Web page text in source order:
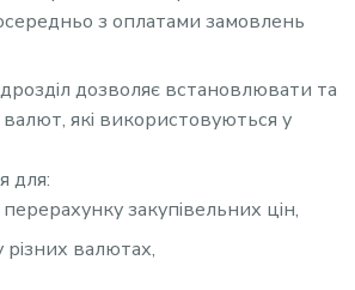
з оплатами замовлень
дозволяє встановлювати та
які використовуються у
для:
закупівельних цін,
різних валютах,